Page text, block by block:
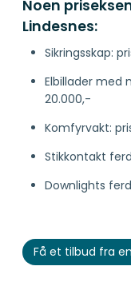
Noen
Lindesnes:
Sikringsskap:
Elbillader med
20.000,-
Komfyrvakt:
Stikkontakt
Downlights
Få et tilbud fra